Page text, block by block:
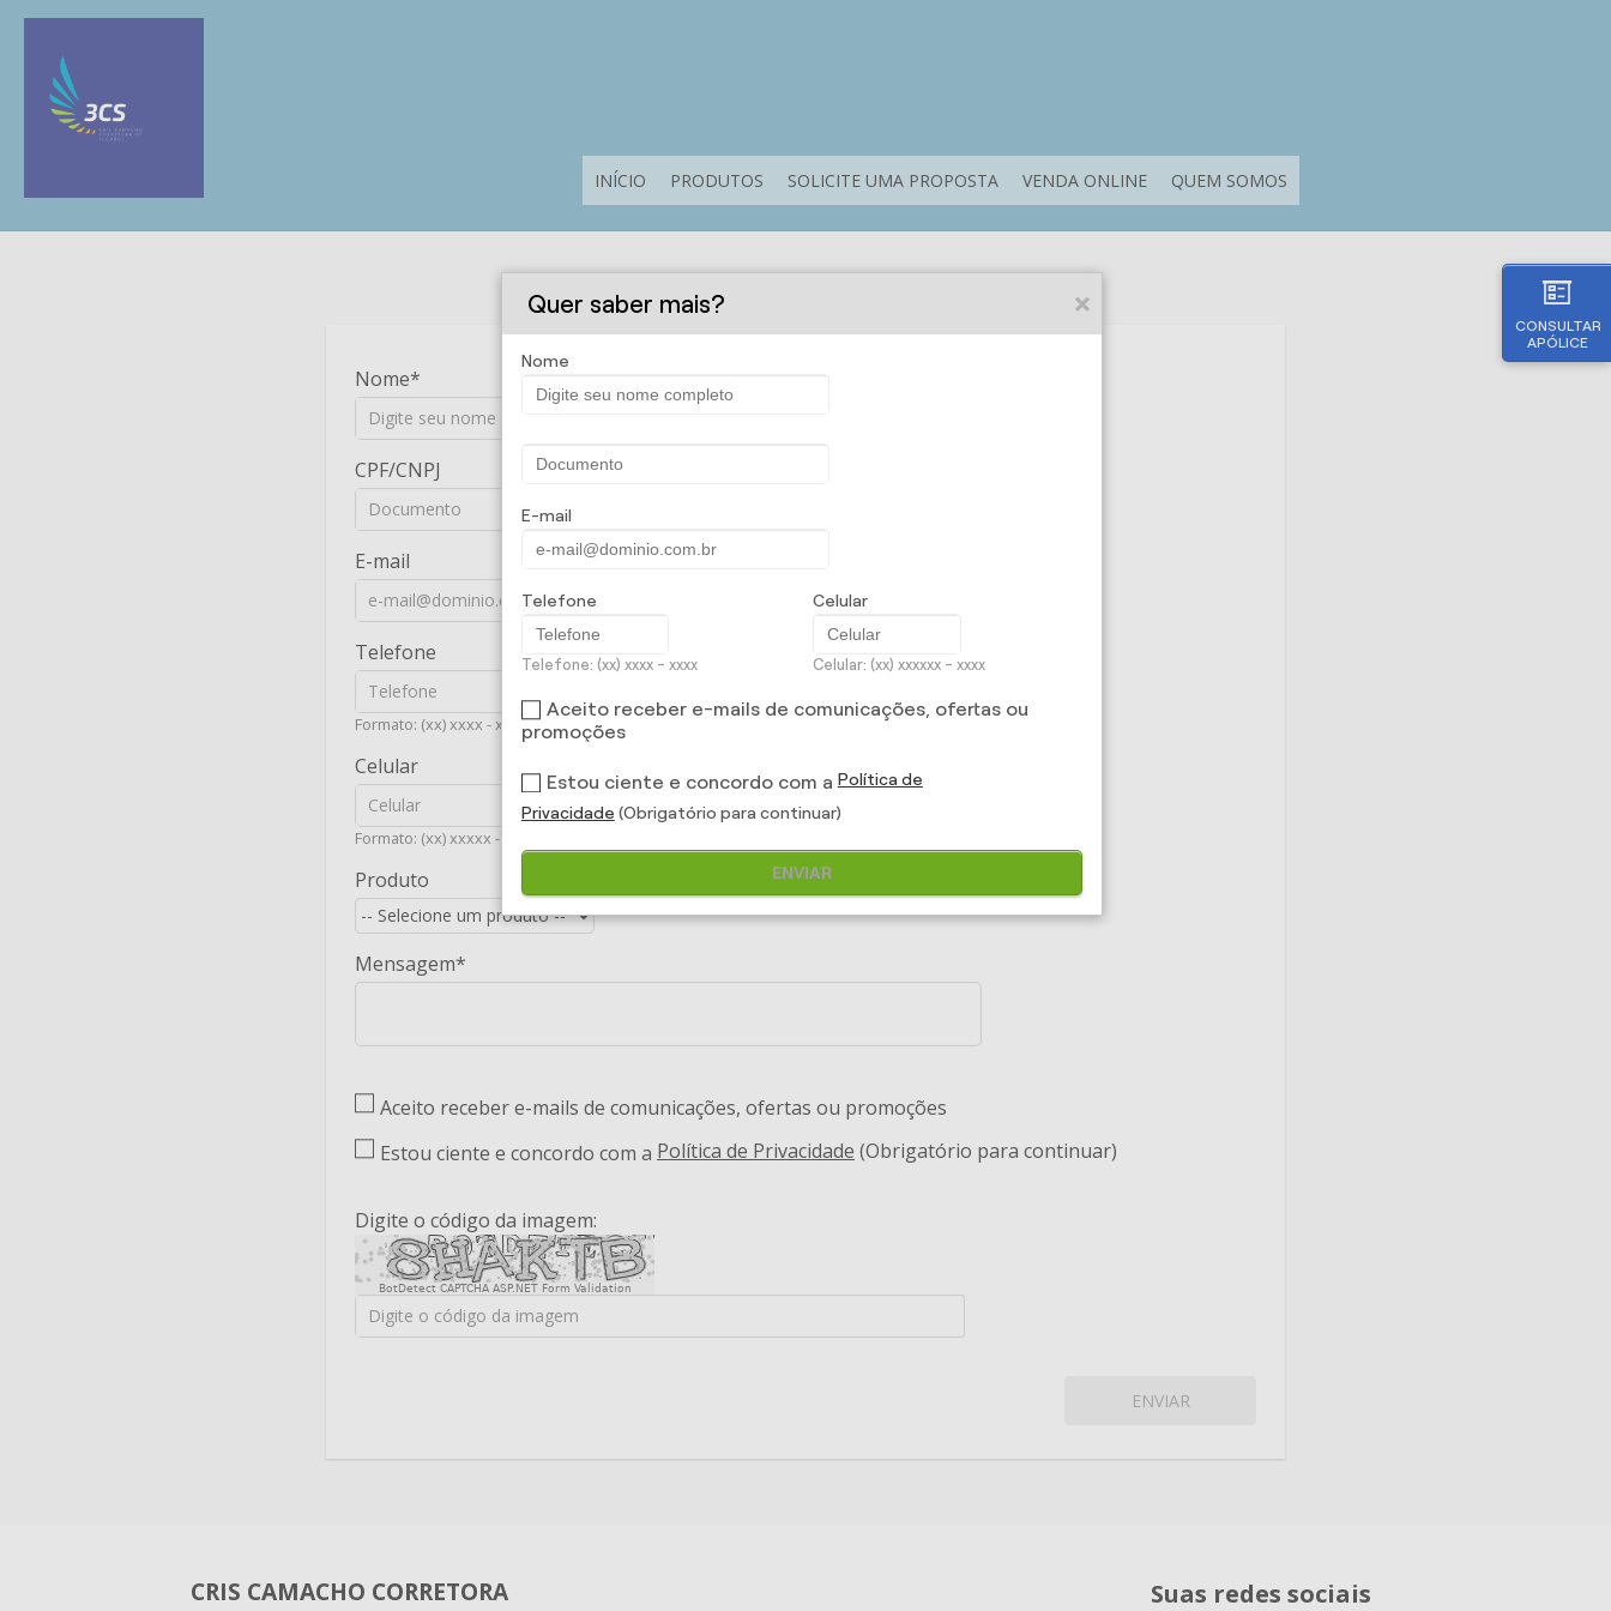
CONSULTAR
APÓLICE
INÍCIO PRODUTOS SOLICITE UMA PROPOSTA VENDA ONLINE QUEM SOMOS
Solicite uma proposta
Nome
CPF/CNPJ
E-mail
Telefone
Formato: (xx) xxxx - xxxx
Celular
Formato: (xx) xxxxx - xxxx
Produto
Mensagem
Aceito receber e-mails de comunicações, ofertas ou promoções
Estou ciente e concordo com a Política de Privacidade (Obrigatório para continuar)
Digite o código da imagem:
BotDetect CAPTCHA ASP.NET Form Validation
ENVIAR
CRIS CAMACHO CORRETORA
Suas redes sociais
Quer saber mais?
Nome
E-mail
Telefone
Telefone: (xx) xxxx - xxxx
Celular
Celular: (xx) xxxxxx - xxxx
Aceito receber e-mails de comunicações, ofertas ou
promoções
Estou ciente e concordo com a Política de
Privacidade (Obrigatório para continuar)
ENVIAR